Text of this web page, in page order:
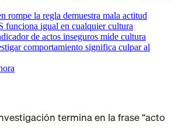
rompe la regla demuestra mala actitud
funciona igual en cualquier cultura
de actos inseguros mide cultura
comportamiento significa culpar al
termina en la frase “acto